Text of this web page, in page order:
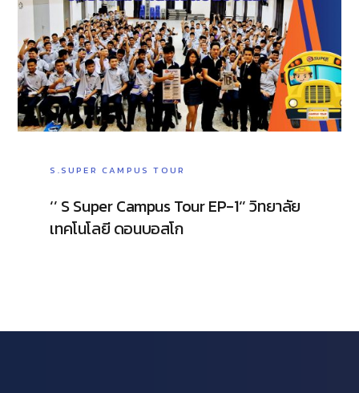
S.SUPER CAMPUS TOUR
‘’ S Super Campus Tour EP-1‘’ วิทยาลัย
เทคโนโลยี ดอนบอสโก